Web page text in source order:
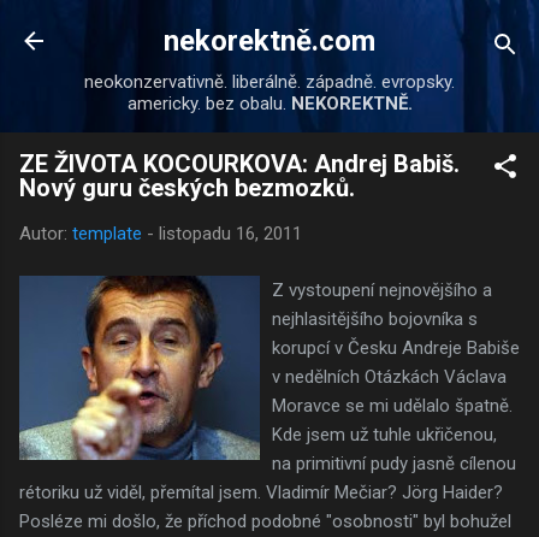
Přeskočit na hlavní obsah
nekorektně.com
neokonzervativně. liberálně. západně. evropsky.
americky. bez obalu. NEKOREKTNĚ.
ZE ŽIVOTA KOCOURKOVA: Andrej Babiš.
Nový guru českých bezmozků.
Autor: template - listopadu 16, 2011
Z vystoupení nejnovějšího a
nejhlasitějšího bojovníka s
korupcí v Česku Andreje Babiše
v nedělních Otázkách Václava
Moravce se mi udělalo špatně.
Kde jsem už tuhle ukřičenou,
na primitivní pudy jasně cílenou
rétoriku už viděl, přemítal jsem. Vladimír Mečiar? Jörg Haider?
Posléze mi došlo, že příchod podobné "osobnosti" byl bohužel